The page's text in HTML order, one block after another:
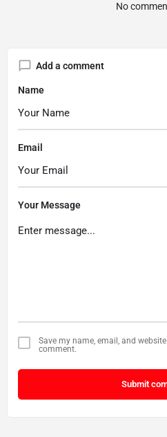
No
Add a comment
Name
Email
Your Message
Save my name, email, and
comment.
Submit